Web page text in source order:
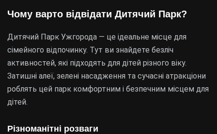
Чому варто відвідати Дитячий Парк?
Дитячий Парк Ужгорода — це ідеальне місце для
сімейного відпочинку. Тут ви знайдете безліч
активностей, які підходять для дітей різного віку.
Затишні алеї, зелені насадження та сучасні атракціони
роблять цей парк комфортним і безпечним місцем для
дітей.
Різноманітні розваги